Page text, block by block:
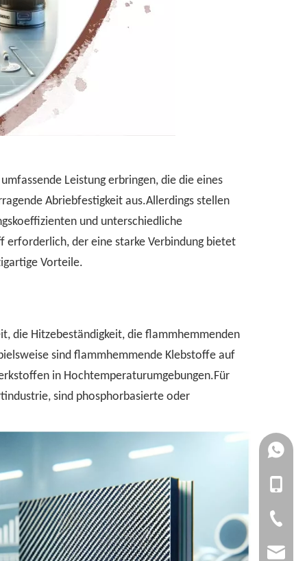
Leistung erbringen, die die eines
Abriebfestigkeit aus.Allerdings stellen
und unterschiedliche
erforderlich, der eine starke Verbindung bietet
Vorteile.
die Hitzebeständigkeit, die flammhemmenden
sind flammhemmende Klebstoffe auf
in Hochtemperaturumgebungen.Für
sind phosphorbasierte oder
+86-
+86-20-